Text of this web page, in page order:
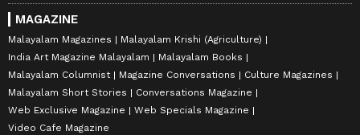
MAGAZINE
Malayalam Magazines
Malayalam Krishi (Agriculture)
India Art Magazine Malayalam
Malayalam Books
Malayalam Columnist
Magazine Conversations
Culture Magazines
Malayalam Short Stories
Conversations Magazine
Web Exclusive Magazine
Web Specials Magazine
Video Cafe Magazine